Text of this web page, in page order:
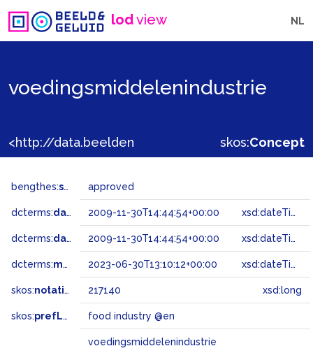
lodview NL
voedingsmiddelenindustrie
skos:Concept
bengthes:status approved
dcterms:dateAccepted 2009-11-30T14:44:54+00:00 xsd:dateTime
dcterms:dateSubmitted 2009-11-30T14:44:54+00:00 xsd:dateTime
dcterms:modified 2023-06-30T13:10:12+00:00 xsd:dateTime
skos:notation 217140 xsd:long
skos:prefLabel food industry @en
voedingsmiddelenindustrie